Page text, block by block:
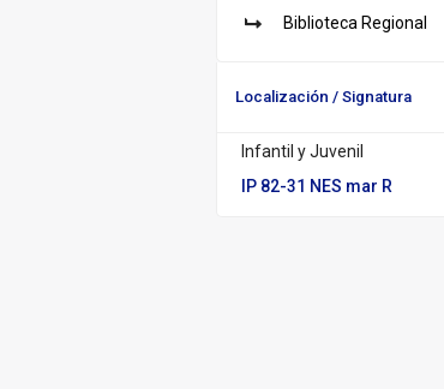
u
s
a
Biblioteca Regional
Localización / Signatura
Infantil y Juvenil
IP 82-31 NES mar R